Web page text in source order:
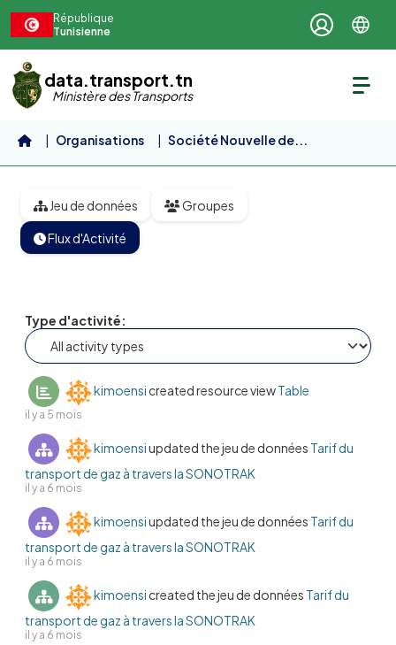
République
Tunisienne
data.transport.tn
Ministère des Transports
Organisations
Société Nouvelle de...
Jeu de données Groupes
Flux d'Activité
Type d'activité
kimoensi created resource viewTable
il y a 5 mois
kimoensiupdated the jeu de données Tarif du
transport de gaz à travers la SONOTRAK
il y a 6 mois
kimoensiupdated the jeu de données Tarif du
transport de gaz à travers la SONOTRAK
il y a 6 mois
kimoensi created the jeu de données Tarif du
transport de gaz à travers la SONOTRAK
il y a 6 mois